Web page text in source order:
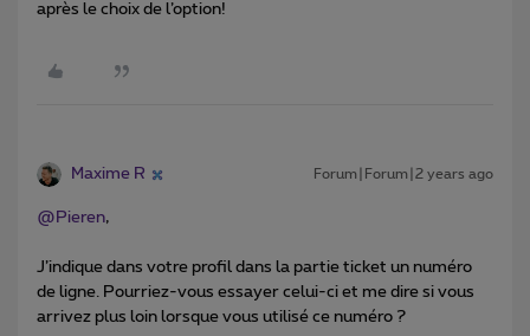
après le choix de l’option!
Maxime R Forum|Forum|2 years ago
@Pieren,
J’indique dans votre profil dans la partie ticket un numéro
de ligne. Pourriez-vous essayer celui-ci et me dire si vous
arrivez plus loin lorsque vous utilisé ce numéro ?